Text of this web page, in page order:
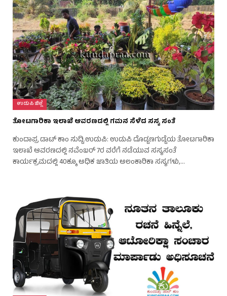
ಉಡುಪಿ ಜಿಲ್ಲೆ
ತೋಟಗಾರಿಕಾ ಇಲಾಖೆ ಆವರಣದಲ್ಲಿ ಗಮನ ಸೆಳೆದ ಸಸ್ಯ ಸಂತೆ
ಕುಂದಾಪ್ರ ಡಾಟ್ ಕಾಂ ಸುದ್ದಿ.ಉಡುಪಿ: ಉಡುಪಿ ದೊಡ್ಡಣಗುಡ್ಡೆಯ ತೋಟಗಾರಿಕಾ
ಇಲಾಖೆ ಆವರಣದಲ್ಲಿ ನವೆಂಬರ್ 7ರ ವರೆಗೆ ನಡೆಯುವ ಸಸ್ಯಸಂತೆ
ಕಾರ್ಯಕ್ರಮದಲ್ಲಿ 40ಕ್ಕೂ ಅಧಿಕ ಜಾತಿಯ ಅಲಂಕಾರಿಕಾ ಸಸ್ಯಗಳು,…